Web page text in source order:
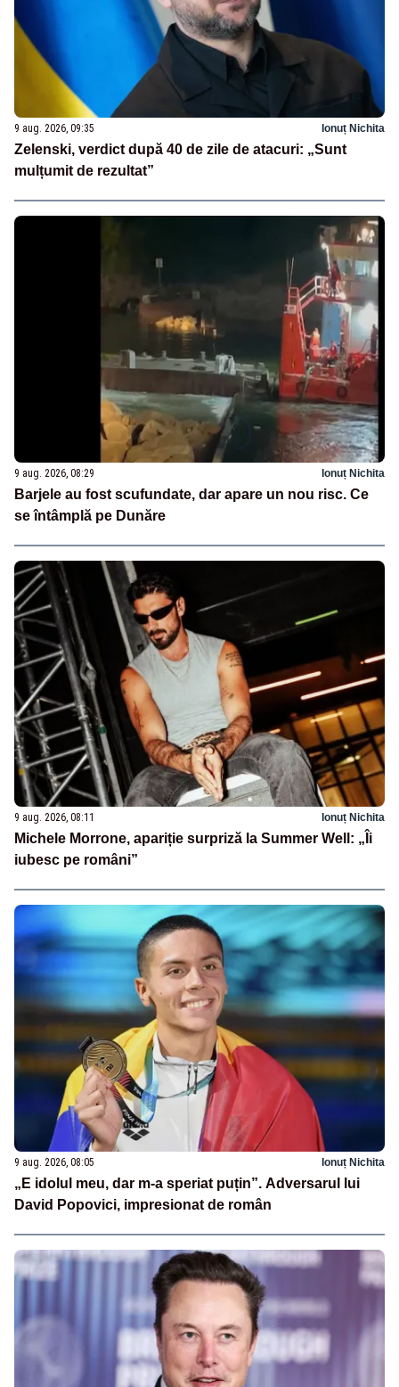
9 aug. 2026, 09:35 Ionuț Nichita
Zelenski, verdict după 40 de zile de atacuri: „Sunt
mulțumit de rezultat”
9 aug. 2026, 08:29 Ionuț Nichita
Barjele au fost scufundate, dar apare un nou risc. Ce
se întâmplă pe Dunăre
9 aug. 2026, 08:11 Ionuț Nichita
Michele Morrone, apariție surpriză la Summer Well: „Îi
iubesc pe români”
9 aug. 2026, 08:05 Ionuț Nichita
„E idolul meu, dar m-a speriat puțin”. Adversarul lui
David Popovici, impresionat de român